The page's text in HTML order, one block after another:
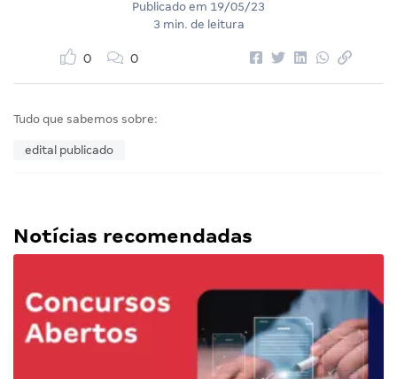
Publicado em 19/05/23
3 min. de leitura
0 0
Tudo que sabemos sobre:
edital publicado
Notícias recomendadas